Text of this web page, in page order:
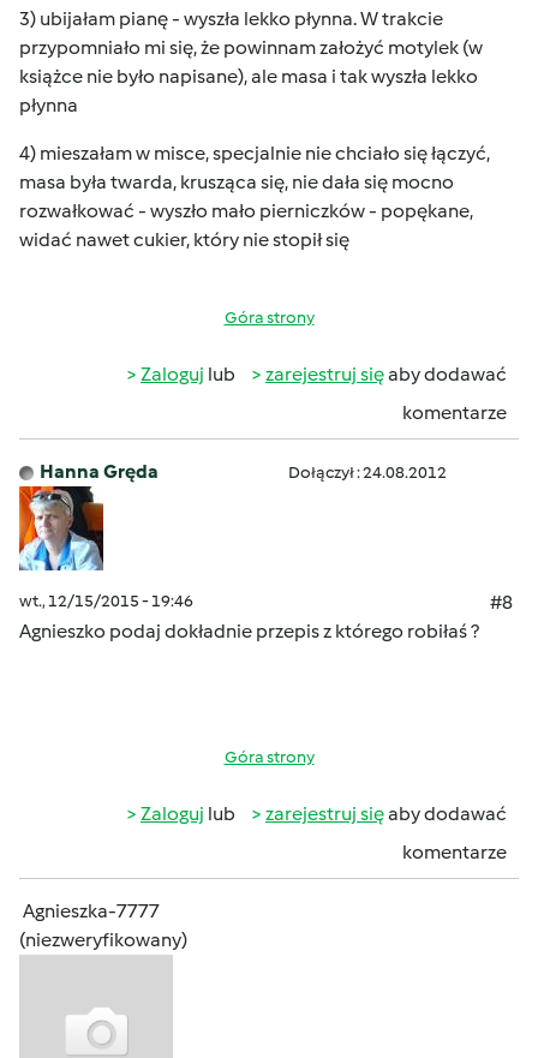
3) ubijałam pianę - wyszła lekko płynna. W trakcie
przypomniało mi się, że powinnam założyć motylek (w
książce nie było napisane), ale masa i tak wyszła lekko
płynna
4) mieszałam w misce, specjalnie nie chciało się łączyć,
masa była twarda, krusząca się, nie dała się mocno
rozwałkować - wyszło mało pierniczków - popękane,
widać nawet cukier, który nie stopił się
Góra strony
Zaloguj lub zarejestruj sięaby dodawać
komentarze
Hanna Gręda Dołączył : 24.08.2012
wt., 12/15/2015 - 19:46
#8
Agnieszko podaj dokładnie przepis z którego robiłaś ?
Góra strony
Zaloguj lub zarejestruj sięaby dodawać
komentarze
Agnieszka-7777
(niezweryfikowany)